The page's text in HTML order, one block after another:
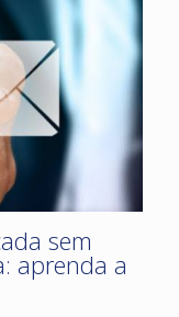
sem
aprenda a